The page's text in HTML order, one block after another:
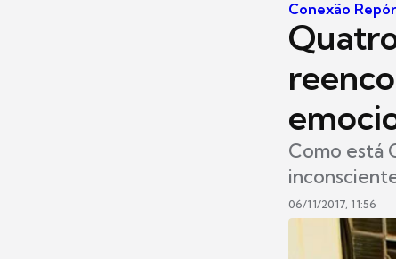
Conexão
Como está
06/11/2017, 11:56